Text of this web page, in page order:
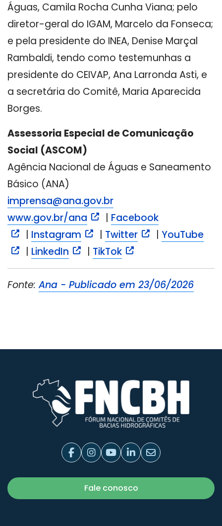
Águas, Camila Rocha Cunha Viana; pelo
diretor-geral do IGAM, Marcelo da Fonseca;
e pela presidente do INEA, Denise Marçal
Rambaldi, tendo como testemunhas a
presidente do CEIVAP, Ana Larronda Asti, e
a secretária do Comitê, Maria Aparecida
Borges.
Assessoria Especial de Comunicação
Social (ASCOM)
Agência Nacional de Águas e Saneamento
Básico (ANA)
imprensa@ana.gov.br
www.gov.br/ana
Facebook
Instagram Twitter
YouTube
LinkedIn TikTok
Fonte:Ana - Publicado em 23/06/2026
Fale conosco